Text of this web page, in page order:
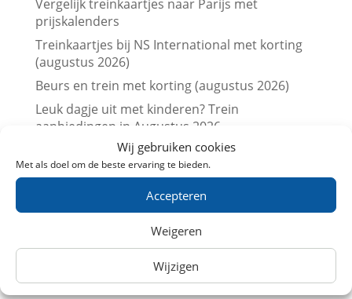
Wij gebruiken cookies
Met als doel om de beste ervaring te bieden.
Accepteren
Weigeren
Wijzigen
Vergelijk treinkaartjes naar Parijs met
prijskalenders
Treinkaartjes bij NS International met korting
(augustus 2026)
Beurs en trein met korting (augustus 2026)
Leuk dagje uit met kinderen? Trein
aanbiedingen in Augustus 2026
Museum met korting (augustus 2026)
Steeds meer Nederlanders kiezen de trein voor
NS presteert beter dan afgesproken: ruim 86%
van de treinreizigers komt op tijd aan